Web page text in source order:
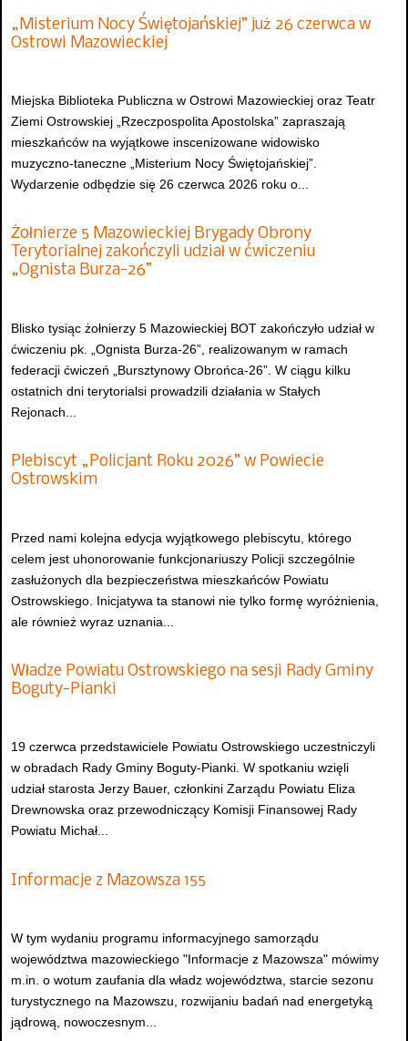
„Misterium Nocy Świętojańskiej” już 26 czerwca w
Ostrowi Mazowieckiej
Miejska Biblioteka Publiczna w Ostrowi Mazowieckiej oraz Teatr
Ziemi Ostrowskiej „Rzeczpospolita Apostolska” zapraszają
mieszkańców na wyjątkowe inscenizowane widowisko
muzyczno-taneczne „Misterium Nocy Świętojańskiej”.
Wydarzenie odbędzie się 26 czerwca 2026 roku o...
Żołnierze 5 Mazowieckiej Brygady Obrony
Terytorialnej zakończyli udział w ćwiczeniu
„Ognista Burza-26”
Blisko tysiąc żołnierzy 5 Mazowieckiej BOT zakończyło udział w
ćwiczeniu pk. „Ognista Burza-26”, realizowanym w ramach
federacji ćwiczeń „Bursztynowy Obrońca-26”. W ciągu kilku
ostatnich dni terytorialsi prowadzili działania w Stałych
Rejonach...
Plebiscyt „Policjant Roku 2026” w Powiecie
Ostrowskim
Przed nami kolejna edycja wyjątkowego plebiscytu, którego
celem jest uhonorowanie funkcjonariuszy Policji szczególnie
zasłużonych dla bezpieczeństwa mieszkańców Powiatu
Ostrowskiego. Inicjatywa ta stanowi nie tylko formę wyróżnienia,
ale również wyraz uznania...
Władze Powiatu Ostrowskiego na sesji Rady Gminy
Boguty-Pianki
19 czerwca przedstawiciele Powiatu Ostrowskiego uczestniczyli
w obradach Rady Gminy Boguty-Pianki. W spotkaniu wzięli
udział starosta Jerzy Bauer, członkini Zarządu Powiatu Eliza
Drewnowska oraz przewodniczący Komisji Finansowej Rady
Powiatu Michał...
Informacje z Mazowsza 155
W tym wydaniu programu informacyjnego samorządu
województwa mazowieckiego "Informacje z Mazowsza" mówimy
m.in. o wotum zaufania dla władz województwa, starcie sezonu
turystycznego na Mazowszu, rozwijaniu badań nad energetyką
jądrową, nowoczesnym...